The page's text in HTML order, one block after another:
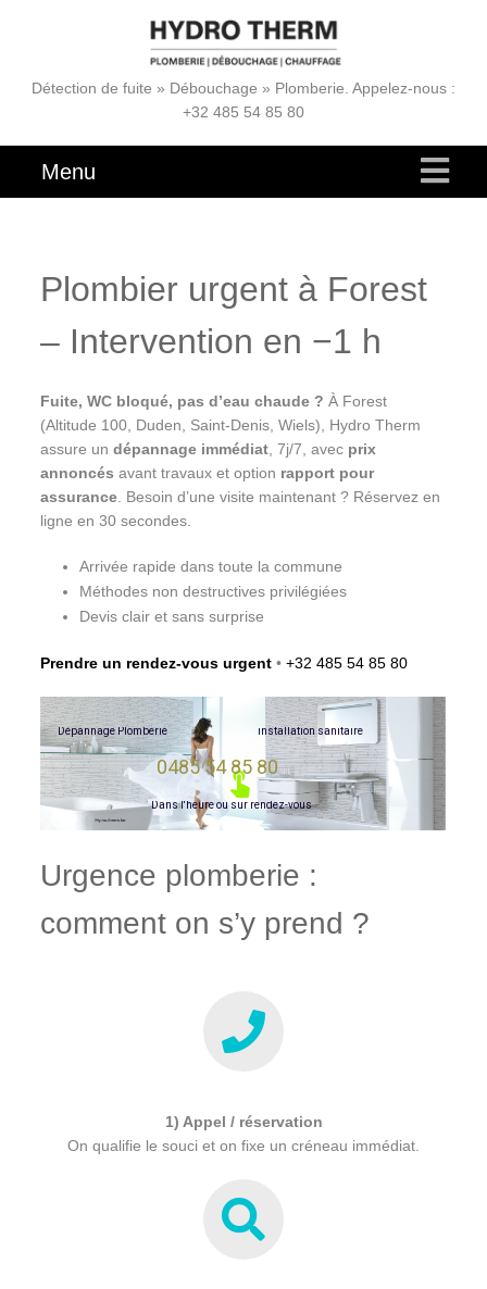
Détection de fuite » Débouchage » Plomberie. Appelez-nous :
+32 485 54 85 80
Menu
Plombier urgent à Forest
– Intervention en −1 h
Fuite, WC bloqué, pas d’eau chaude ? À Forest
(Altitude 100, Duden, Saint-Denis, Wiels), Hydro Therm
assure undépannage immédiat , 7j/7, avec prix
annoncés avant travaux et option rapport pour
assurance . Besoin d’une visite maintenant ? Réservez en
ligne en 30 secondes.
Arrivée rapide dans toute la commune
Méthodes non destructives privilégiées
Devis clair et sans surprise
Prendre un rendez-vous urgent •+32 485 54 85 80
Dépannage Plomberie
0485 54 85 80
installation sanitaire
Dansl'heureousur rendez-vous
Urgence plomberie :
comment on s’y prend ?
1) Appel / réservation
On qualifie le souci et on fixe un créneau immédiat.